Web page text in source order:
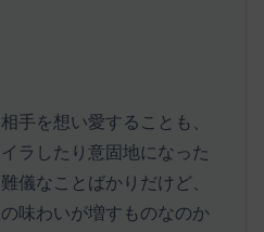
手を想い愛することも、
ラしたり意固地になった
儀なことばかりだけど、
味わいが増すものなのか